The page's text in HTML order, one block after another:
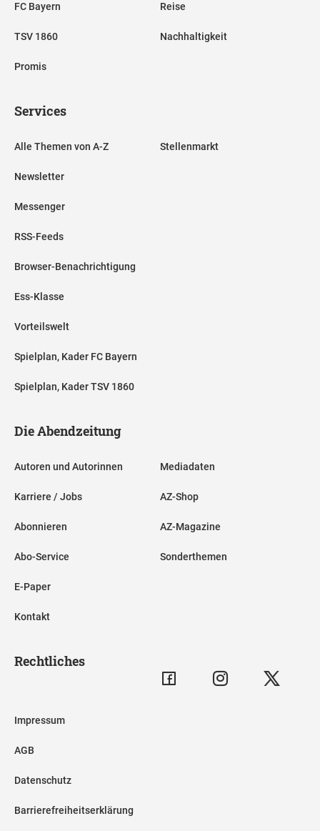
FC Bayern
TSV 1860
Promis
Reise
Nachhaltigkeit
Services
Alle Themen von A-Z
Newsletter
Messenger
RSS-Feeds
Browser-Benachrichtigung
Ess-Klasse
Vorteilswelt
Spielplan, Kader FC Bayern
Spielplan, Kader TSV 1860
Stellenmarkt
Die Abendzeitung
Autoren und Autorinnen
Karriere / Jobs
Abonnieren
Abo-Service
E-Paper
Kontakt
Mediadaten
AZ-Shop
AZ-Magazine
Sonderthemen
Rechtliches
Impressum
AGB
Datenschutz
Barrierefreiheitserklärung